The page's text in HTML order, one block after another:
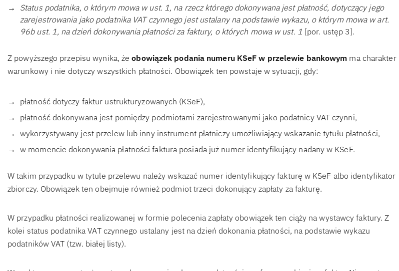
Status podatnika, o którym mowa w ust. 1, na rzecz którego dokonywana jest płatność, dotyczący jego
zarejestrowania jako podatnika VAT czynnego jest ustalany na podstawie wykazu, o którym mowa w art.
96b ust. 1, na dzień dokonywania płatności za faktury, o których mowa w ust. 1 [por. ustęp 3].
Z powyższego przepisu wynika, żeobowiązek podania numeru KSeF w przelewie bankowym ma charakter
warunkowy i nie dotyczy wszystkich płatności. Obowiązek ten powstaje w sytuacji, gdy:
płatność dotyczy faktur ustrukturyzowanych (KSeF),
płatność dokonywana jest pomiędzy podmiotami zarejestrowanymi jako podatnicy VAT czynni,
wykorzystywany jest przelew lub inny instrument płatniczy umożliwiający wskazanie tytułu płatności,
w momencie dokonywania płatności faktura posiada już numer identyfikujący nadany w KSeF.
W takim przypadku w tytule przelewu należy wskazać numer identyfikujący fakturę w KSeF albo identyfikator
zbiorczy. Obowiązek ten obejmuje również podmiot trzeci dokonujący zapłaty za fakturę.
W przypadku płatności realizowanej w formie polecenia zapłaty obowiązek ten ciąży na wystawcy faktury. Z
kolei status podatnika VAT czynnego ustalany jest na dzień dokonania płatności, na podstawie wykazu
podatników VAT (tzw. białej listy).